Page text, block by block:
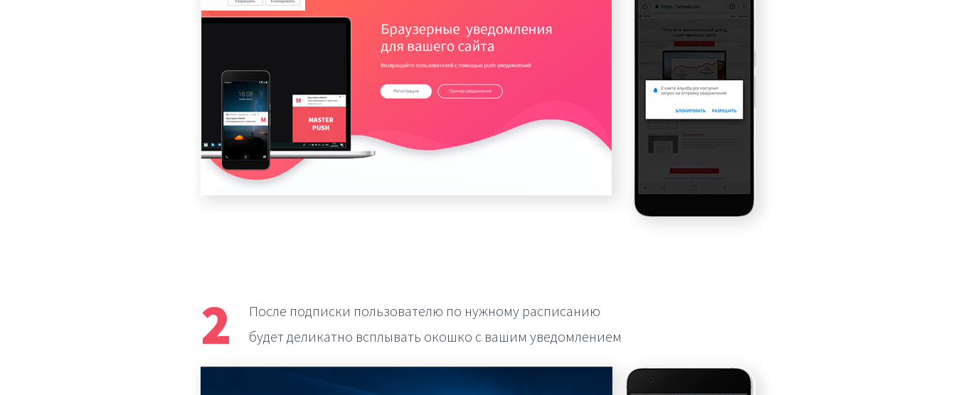
2
После подписки пользователю по нужному расписанию
будет деликатно всплывать окошко с вашим уведомлением